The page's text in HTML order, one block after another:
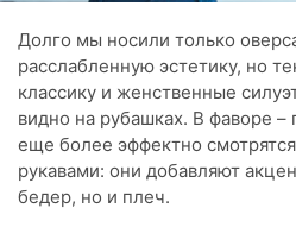
Долго мы носили только
расслабленную эстетику, но
классику и женственные
видно на рубашках. В фаворе
еще более эффектно
рукавами: они добавляют
бедер, но и плеч.